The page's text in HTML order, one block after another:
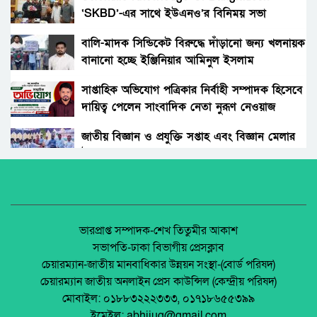
দোরগোড়ায় এক নতুন অধ্যায়ের সূচনা।
বিচারকের স্ত্রীকে কুপিয়ে জখম, ছেলেকে হত্যা করল
পরিচিত যুবক।
আওয়ামী’লীগের অবরোধের বিরুদ্ধে কঠোর অবস্থান
ছিলো জামায়াত ইসলামীর।
অনুষ্ঠিত হয়ে গেলো ইসলামি ফাউন্ডেশন কর্তৃক
আয়োজিত উপজেলা পর্যায় জাতীয় শিশু-কিশোর
ইসলামি সাংস্কৃতিক প্রতিযোগিতা
পলাশবাড়ী এসএম পাইলট সরকারি উচ্চ বিদ্যালয়ের
‘SKBD’-এর সাথে ইউএনও’র বিনিময় সভা
বালি-মাদক সিন্ডিকেট বিরুদ্ধে দাঁড়ানো জন্য খলনায়ক
বানানো হচ্ছে ইঞ্জিনিয়ার আমিনুল ইসলাম
সাপ্তাহিক অভিযোগ পত্রিকার নির্বাহী সম্পাদক হিসেবে
দায়িত্ব পেলেন সাংবাদিক নেতা নুরূণ নেওয়াজ
জাতীয় বিজ্ঞান ও প্রযুক্তি সপ্তাহ এবং বিজ্ঞান মেলার
জেলা আইন-শৃৃঙ্খলা কমিটির মাসিক সভা অনুষ্ঠিত।
পলাশবাড়ীতে এমইপি গ্রুপের মতবিনিময় সভা
অনুষ্ঠিত।
ভারপ্রাপ্ত সম্পাদক-শেখ তিতুমীর আকাশ
সভাপতি-ঢাকা বিভাগীয় প্রেসক্লাব
চেয়ারম্যান-জাতীয় মানবাধিকার উন্নয়ন সংস্থা-(বোর্ড পরিষদ)
চেয়ারম্যান জাতীয় অনলাইন প্রেস কাউন্সিল (কেন্দ্রীয় পরিষদ)
মোবাইল: ০১৮৮৩২২২৩৩৩, ০১৭১৮৬৫৫৩৯৯